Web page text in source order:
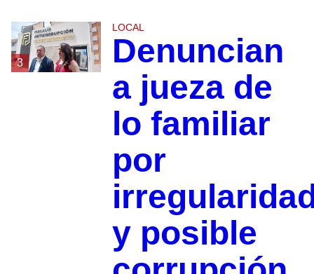
3
LOCAL
Denuncian
a jueza de
lo familiar
por
y posible